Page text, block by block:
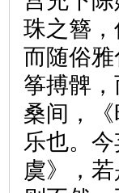
珠之簪
而随俗
筝搏髀
桑间，
乐也。
虞》，